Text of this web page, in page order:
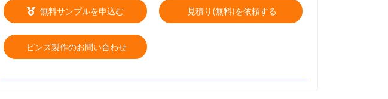
無料サンプルを申込む 見積り(無料)を依頼する
ピンズ製作のお問い合わせ